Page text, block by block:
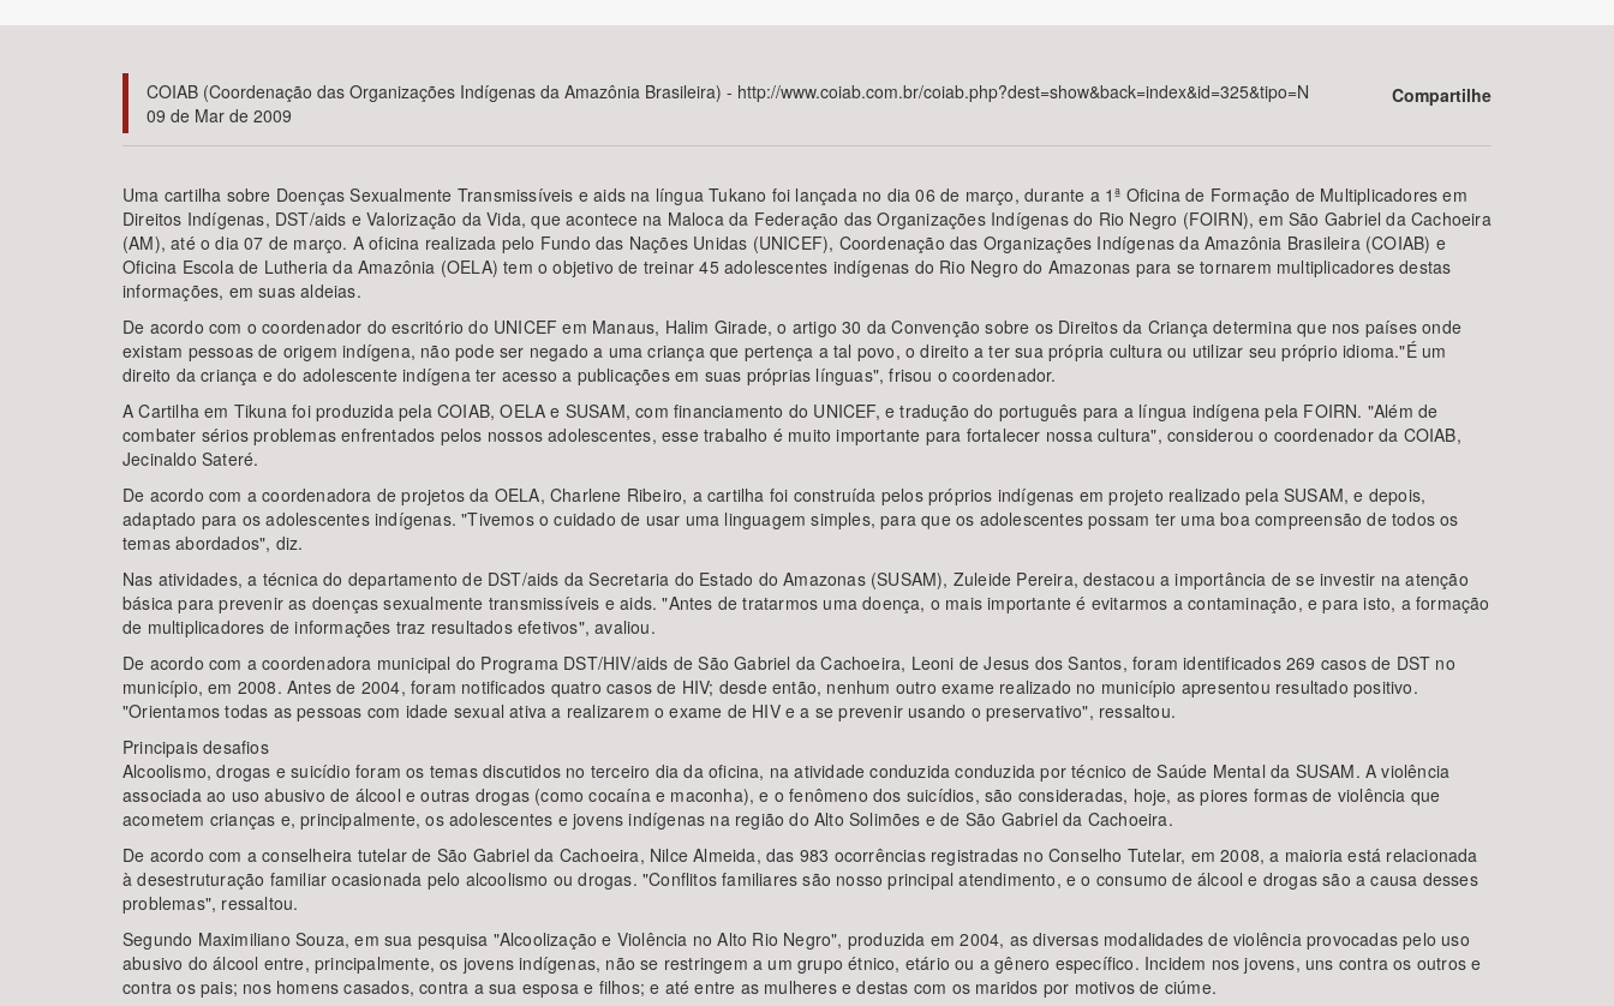
Tema
Área de Levantamento Área Protegida
BUSCAR
COIAB (Coordenação das Organizações Indígenas da Amazônia Brasileira) - http://www.coiab.com.br/coiab.php?dest=show&back=index&id=325&tipo=N
09 de Mar de 2009
Compartilhe
Uma cartilha sobre Doenças Sexualmente Transmissíveis e aids na língua Tukano foi lançada no dia 06 de março, durante a 1ª Oficina de Formação de Multiplicadores em
Direitos Indígenas, DST/aids e Valorização da Vida, que acontece na Maloca da Federação das Organizações Indígenas do Rio Negro (FOIRN), em São Gabriel da Cachoeira
(AM), até o dia 07 de março. A oficina realizada pelo Fundo das Nações Unidas (UNICEF), Coordenação das Organizações Indígenas da Amazônia Brasileira (COIAB) e
Oficina Escola de Lutheria da Amazônia (OELA) tem o objetivo de treinar 45 adolescentes indígenas do Rio Negro do Amazonas para se tornarem multiplicadores destas
informações, em suas aldeias.
De acordo com o coordenador do escritório do UNICEF em Manaus, Halim Girade, o artigo 30 da Convenção sobre os Direitos da Criança determina que nos países onde
existam pessoas de origem indígena, não pode ser negado a uma criança que pertença a tal povo, o direito a ter sua própria cultura ou utilizar seu próprio idioma."É um
direito da criança e do adolescente indígena ter acesso a publicações em suas próprias línguas", frisou o coordenador.
A Cartilha em Tikuna foi produzida pela COIAB, OELA e SUSAM, com financiamento do UNICEF, e tradução do português para a língua indígena pela FOIRN. "Além de
combater sérios problemas enfrentados pelos nossos adolescentes, esse trabalho é muito importante para fortalecer nossa cultura", considerou o coordenador da COIAB,
Jecinaldo Sateré.
De acordo com a coordenadora de projetos da OELA, Charlene Ribeiro, a cartilha foi construída pelos próprios indígenas em projeto realizado pela SUSAM, e depois,
adaptado para os adolescentes indígenas. "Tivemos o cuidado de usar uma linguagem simples, para que os adolescentes possam ter uma boa compreensão de todos os
temas abordados", diz.
Nas atividades, a técnica do departamento de DST/aids da Secretaria do Estado do Amazonas (SUSAM), Zuleide Pereira, destacou a importância de se investir na atenção
básica para prevenir as doenças sexualmente transmissíveis e aids. "Antes de tratarmos uma doença, o mais importante é evitarmos a contaminação, e para isto, a formação
de multiplicadores de informações traz resultados efetivos", avaliou.
De acordo com a coordenadora municipal do Programa DST/HIV/aids de São Gabriel da Cachoeira, Leoni de Jesus dos Santos, foram identificados 269 casos de DST no
município, em 2008. Antes de 2004, foram notificados quatro casos de HIV; desde então, nenhum outro exame realizado no município apresentou resultado positivo.
"Orientamos todas as pessoas com idade sexual ativa a realizarem o exame de HIV e a se prevenir usando o preservativo", ressaltou.
Principais desafios
Alcoolismo, drogas e suicídio foram os temas discutidos no terceiro dia da oficina, na atividade conduzida conduzida por técnico de Saúde Mental da SUSAM. A violência
associada ao uso abusivo de álcool e outras drogas (como cocaína e maconha), e o fenômeno dos suicídios, são consideradas, hoje, as piores formas de violência que
acometem crianças e, principalmente, os adolescentes e jovens indígenas na região do Alto Solimões e de São Gabriel da Cachoeira.
De acordo com a conselheira tutelar de São Gabriel da Cachoeira, Nilce Almeida, das 983 ocorrências registradas no Conselho Tutelar, em 2008, a maioria está relacionada
à desestruturação familiar ocasionada pelo alcoolismo ou drogas. "Conflitos familiares são nosso principal atendimento, e o consumo de álcool e drogas são a causa desses
problemas", ressaltou.
Segundo Maximiliano Souza, em sua pesquisa "Alcoolização e Violência no Alto Rio Negro", produzida em 2004, as diversas modalidades de violência provocadas pelo uso
abusivo do álcool entre, principalmente, os jovens indígenas, não se restringem a um grupo étnico, etário ou a gênero específico. Incidem nos jovens, uns contra os outros e
contra os pais; nos homens casados, contra a sua esposa e filhos; e até entre as mulheres e destas com os maridos por motivos de ciúme.